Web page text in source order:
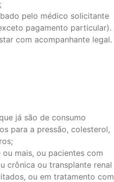
pelo médico solicitante
pagamento particular).
com acompanhante legal.
já são de consumo
para a pressão, colesterol,
mais, ou pacientes com
crônica ou transplante renal
ou em tratamento com